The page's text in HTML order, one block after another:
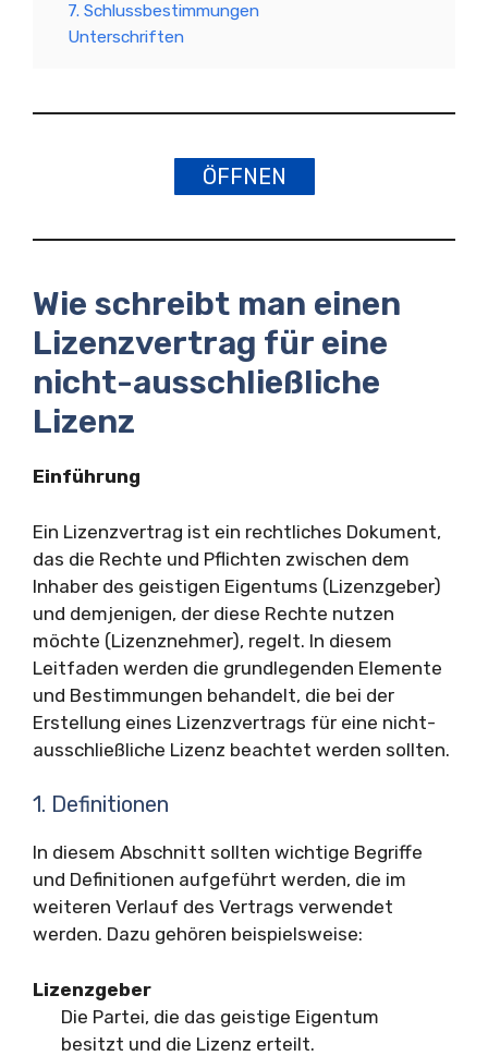
7. Schlussbestimmungen
Unterschriften
ÖFFNEN
Wie schreibt man einen
Lizenzvertrag für eine
nicht-ausschließliche
Lizenz
Einführung
Ein Lizenzvertrag ist ein rechtliches Dokument,
das die Rechte und Pflichten zwischen dem
Inhaber des geistigen Eigentums (Lizenzgeber)
und demjenigen, der diese Rechte nutzen
möchte (Lizenznehmer), regelt. In diesem
Leitfaden werden die grundlegenden Elemente
und Bestimmungen behandelt, die bei der
Erstellung eines Lizenzvertrags für eine nicht-
ausschließliche Lizenz beachtet werden sollten.
1. Definitionen
In diesem Abschnitt sollten wichtige Begriffe
und Definitionen aufgeführt werden, die im
weiteren Verlauf des Vertrags verwendet
werden. Dazu gehören beispielsweise:
Lizenzgeber
Die Partei, die das geistige Eigentum
besitzt und die Lizenz erteilt.